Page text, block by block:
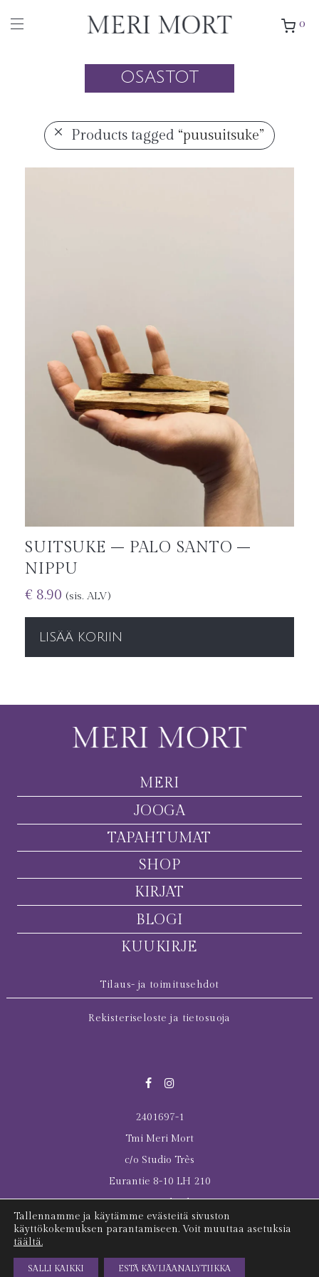
0
OSASTOT
Products tagged “puusuitsuke”
SUITSUKE – PALO SANTO –
NIPPU
€ 8.90 (sis. ALV)
LISÄÄ KORIIN
MERI
JOOGA
TAPAHTUMAT
SHOP
KIRJAT
BLOGI
KUUKIRJE
Tilaus- ja toimitusehdot
Rekisteriseloste ja tietosuoja
2401697-1
Tmi Meri Mort
c/o Studio Très
Eurantie 8-10 LH 210
00550 Helsinki
© 2026 All rights reserved Meri Mort
Last Tuesday was here
Tallennamme ja käytämme evästeitä sivuston
käyttökokemuksen parantamiseen. Voit muuttaa asetuksia
täältä.
SALLI KAIKKI ESTÄ KÄVIJÄANALYTIIKKA